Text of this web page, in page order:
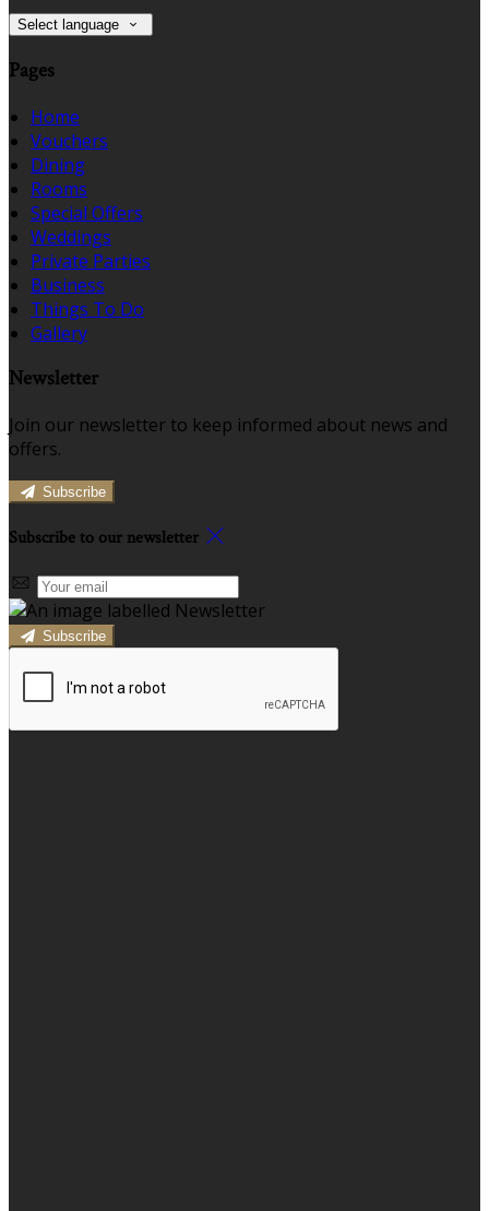
Select language
Pages
Home
Vouchers
Dining
Rooms
Special Offers
Weddings
Private Parties
Business
Things To Do
Gallery
Newsletter
Join our newsletter to keep informed about news and
offers.
Subscribe
Subscribe to our newsletter
Subscribe